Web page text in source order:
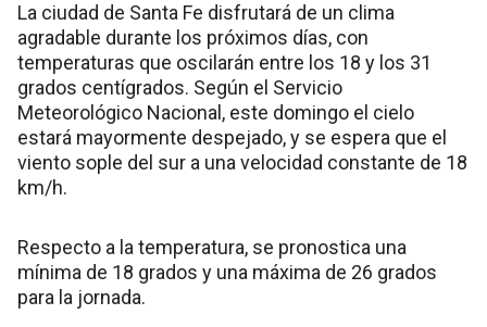
La ciudad de Santa Fe disfrutará de un clima
agradable durante los próximos días, con
temperaturas que oscilarán entre los 18 y los 31
grados centígrados. Según el Servicio
Meteorológico Nacional, este domingo el cielo
estará mayormente despejado, y se espera que el
viento sople del sur a una velocidad constante de 18
km/h.
Respecto a la temperatura, se pronostica una
mínima de 18 grados y una máxima de 26 grados
para la jornada.